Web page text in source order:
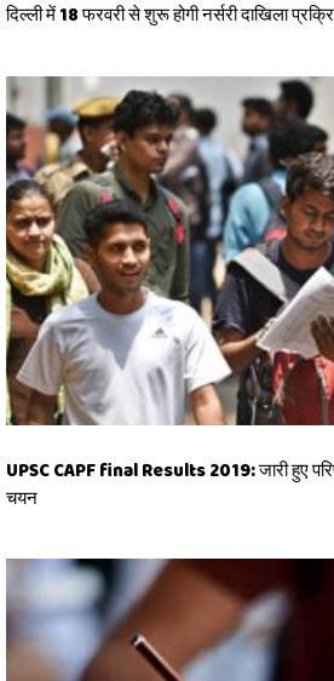
दिल्ली में 18 फरवरी से शुरू होगी नर्सरी दाखिला
UPSC CAPF final Results 2019: जारी हुए
चयन